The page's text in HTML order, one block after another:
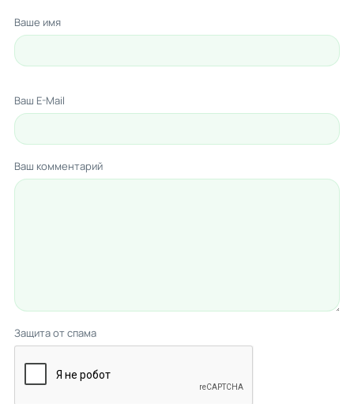
Ваше имя
Ваш E-Mail
Ваш комментарий
Защита от спама